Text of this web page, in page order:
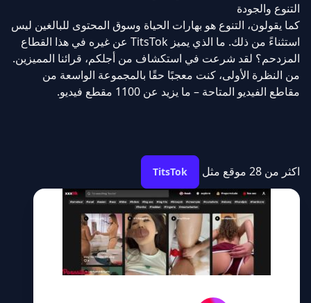
التنوع والجودة
كما يقولون، التنوع هو بهارات الحياة وسوق المحتوى للبالغين ليس
استثناءً من ذلك. ما الذي يميز TitsTok عن غيره في هذا القطاع
المزدحم؟ لقد شرعت في استكشاف من أجلكم، قرائنا المميزين.
من النظرة الأولى، كنت معجبًا حقًا بالمجموعة الواسعة من
مقاطع الفيديو المتاحة – ما يزيد عن 1100 مقطع فيديو.
اكثر من 28 موقع مثل TitsTok